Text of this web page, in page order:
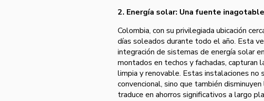
2. Energía solar: Una fuente
Colombia, con su privilegiada ubicación
días soleados durante todo el año. Esta
integración de sistemas de energía solar
montados en techos y fachadas,
limpia y renovable. Estas instalaciones
convencional, sino que también
traduce en ahorros significativos a largo